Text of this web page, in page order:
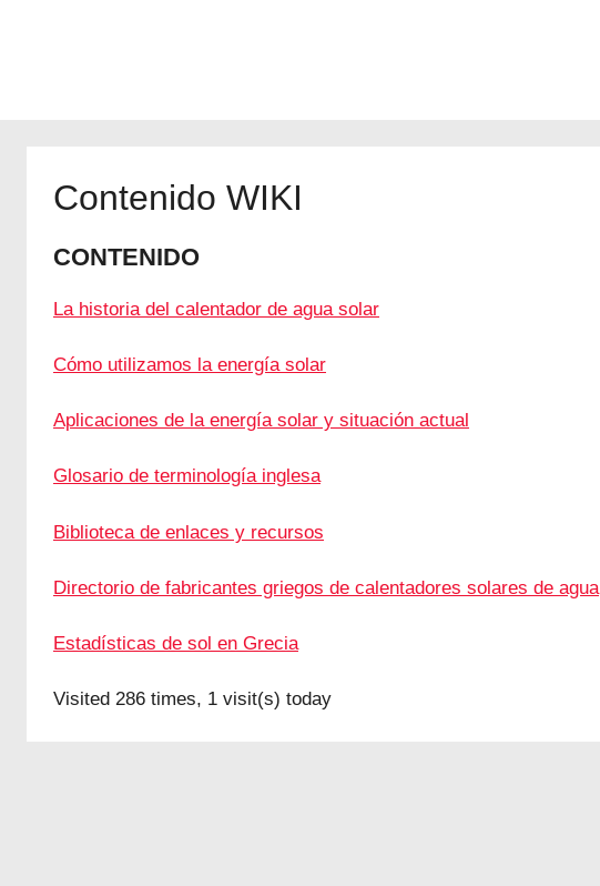
Contenido WIKI
CONTENIDO
La historia del calentador de agua solar
Cómo utilizamos la energía solar
Aplicaciones de la energía solar y situación actual
Glosario de terminología inglesa
Biblioteca de enlaces y recursos
Directorio de fabricantes griegos de calentadores solares de agua
Estadísticas de sol en Grecia
Visited 286 times, 1 visit(s) today